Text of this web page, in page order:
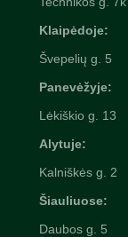
Klaipėdoje:
Švepelių g. 5
Panevėžyje:
Lėkiškio g. 13
Alytuje:
Kalniškės g. 2
Šiauliuose:
Daubos g. 5